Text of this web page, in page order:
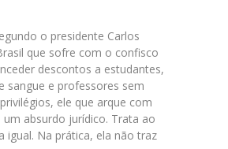
o presidente Carlos
que sofre com o confisco
descontos a estudantes,
sangue e professores sem
ele que arque com
absurdo jurídico. Trata ao
igual. Na prática, ela não traz